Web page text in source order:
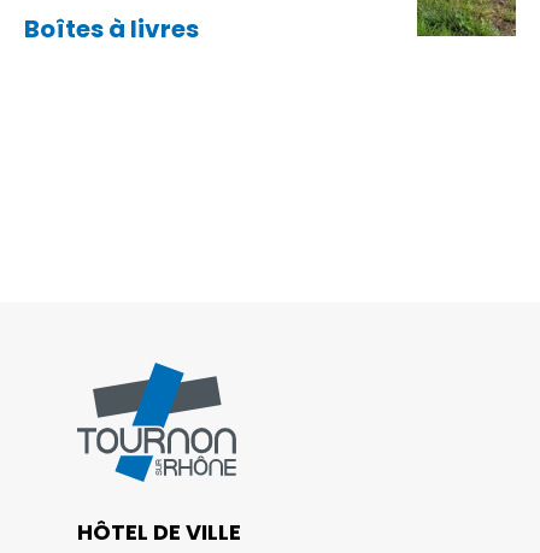
Boîtes à livres
HÔTEL DE VILLE